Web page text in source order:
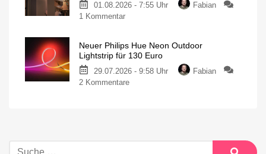
01.08.2026 - 7:55 Uhr
Fabian
1 Kommentar
Neuer Philips Hue Neon Outdoor
Lightstrip für 130 Euro
29.07.2026 - 9:58 Uhr
Fabian
2 Kommentare